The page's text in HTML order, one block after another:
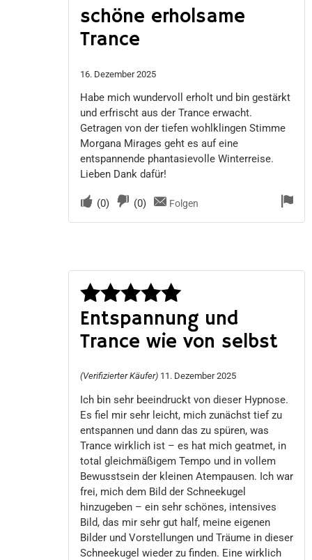
Bewertet
mit5von 5
schöne erholsame
Trance
16. Dezember 2025
Habe mich wundervoll erholt und bin gestärkt
und erfrischt aus der Trance erwacht.
Getragen von der tiefen wohlklingen Stimme
Morgana Mirages geht es auf eine
entspannende phantasievolle Winterreise.
Lieben Dank dafür!
(0) (0) Folgen
Bewertet
mit5von 5
Entspannung und
Trance wie von selbst
(Verifizierter Käufer) 11. Dezember 2025
Ich bin sehr beeindruckt von dieser Hypnose.
Es fiel mir sehr leicht, mich zunächst tief zu
entspannen und dann das zu spüren, was
Trance wirklich ist – es hat mich geatmet, in
total gleichmäßigem Tempo und in vollem
Bewusstsein der kleinen Atempausen. Ich war
frei, mich dem Bild der Schneekugel
hinzugeben – ein sehr schönes, intensives
Bild, das mir sehr gut half, meine eigenen
Bilder und Vorstellungen und Träume in dieser
Schneekugel wieder zu finden. Eine wirklich